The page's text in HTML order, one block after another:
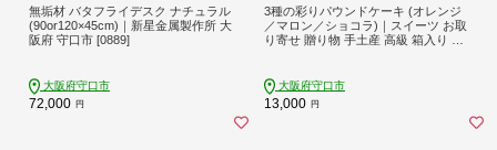
無垢材 バタフライデスク ナチュラル
(90or120×45cm)｜新星金属製作所 大
阪府 守口市 [0889]
大阪府守口市
72,000 円
3種の彩りパウンドケーキ (オレンジ
／マロン／ショコラ)｜スイーツ お取
り寄せ 贈り物 手土産 高級 箱入り 内
大阪府守口市
13,000 円